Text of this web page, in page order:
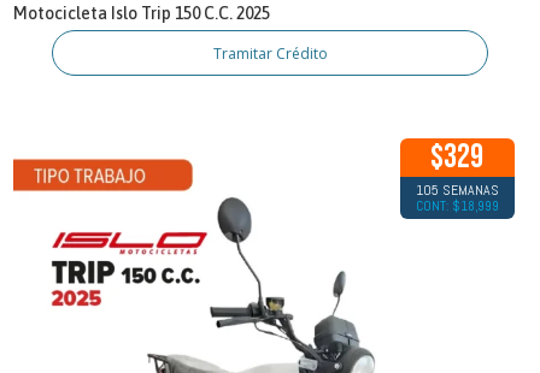
Motocicleta Islo Trip 150 C.C. 2025
Tramitar Crédito
$329
105 SEMANAS
CONT: $18,999